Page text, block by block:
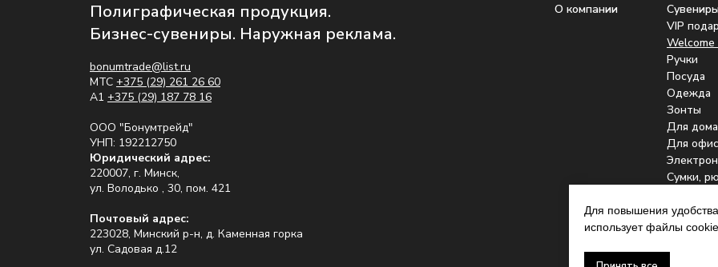
VIP
Welcome
Ручки
Посуда
Одежда
Зонты
Для дома
Для
Сумки,
О компании
bonumtrade@list.ru
МТС +375 (29) 261 26 60
A1 +375 (29) 187 78 16
ООО "Бонумтрейд"
УНП: 192212750
Юридический адрес:
220007, г. Минск,
ул. Володько , 30, пом. 421
Почтовый адрес:
223028, Минский р-н, д. Каменная горка
ул. Садовая д.12
Полиграфическая продукция.
Бизнес-сувениры. Наружная реклама.
Для повышения
использует файлы